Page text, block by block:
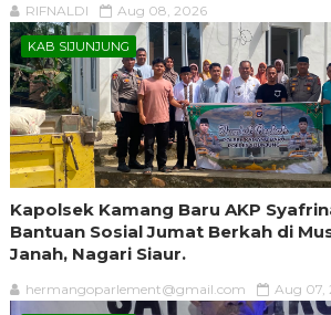
RIFNALDI Aug 08, 2026
KAB SIJUNJUNG
Kapolsek Kamang Baru AKP
Bantuan Sosial Jumat Berkah di
Janah, Nagari Siaur.
hermangoparlement@gmail.com Aug 07,